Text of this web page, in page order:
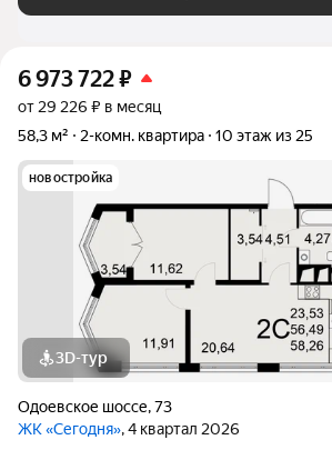
6 973 722₽
от 29 226 ₽ в месяц
58,3 м²
2-комн. квартира 10 этаж из 25
новостройка
3D-тур
Одоевское шоссе,73
ЖК «Сегодня», 4 квартал 2026